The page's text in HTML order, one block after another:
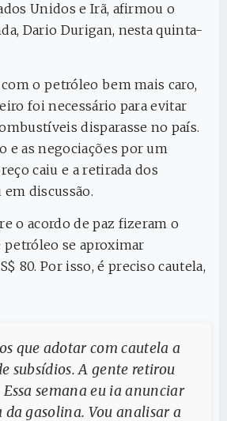
Unidos e Irã, afirmou o
Dario Durigan, nesta quinta-
o petróleo bem mais caro,
foi necessário para evitar
disparasse no país.
e as negociações por um
caiu e a retirada dos
discussão.
o acordo de paz fizeram o
se aproximar
80. Por isso, é preciso cautela,
que adotar com cautela a
subsídios. A gente retirou
Essa semana eu ia anunciar
da gasolina. Vou analisar a